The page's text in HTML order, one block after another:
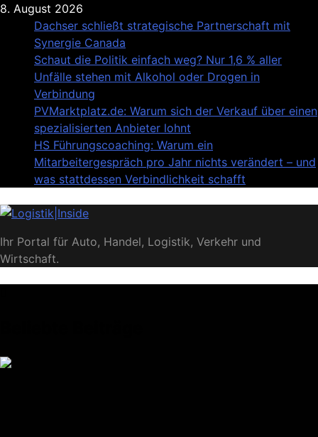
Skip
content
8. August 2026
Dachser schließt strategische Partnerschaft mit
Synergie Canada
Schaut die Politik einfach weg? Nur 1,6 % aller
Unfälle stehen mit Alkohol oder Drogen in
Verbindung
PVMarktplatz.de: Warum sich der Verkauf über einen
spezialisierten Anbieter lohnt
HS Führungscoaching: Warum ein
Mitarbeitergespräch pro Jahr nichts verändert – und
was stattdessen Verbindlichkeit schafft
Logistik|Inside
Ihr Portal für Auto, Handel, Logistik, Verkehr und
Wirtschaft.